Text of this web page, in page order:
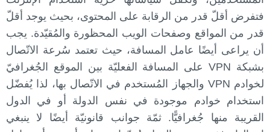
فتفرض أقلّ قدر من الرقابة على المحتوى، بحيث يوجد أقلّ
قدر من المواقع وصفحات الويب المحظورة والمُقيّدة. يجب
أن يراعى أيضًا عامل المسافة، حيث تعتمد سُرعة الاتّصال
بشبكة VPN على المسافة الفعليّة بين الموقع الجُغرافيّ
لخوادم VPN والجهاز المُستخدم في الاتّصال بها، لذا يُفضّل
استخدام خوادم موجودة في نفس الدولة أو في الدول
القريبة منها جُغرافيًّا. ثمّة جوانب قانونيّة أيضًا لا ينبغي